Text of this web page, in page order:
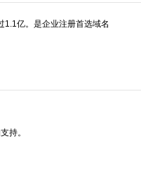
1.1亿。是企业注册首选域名
持。